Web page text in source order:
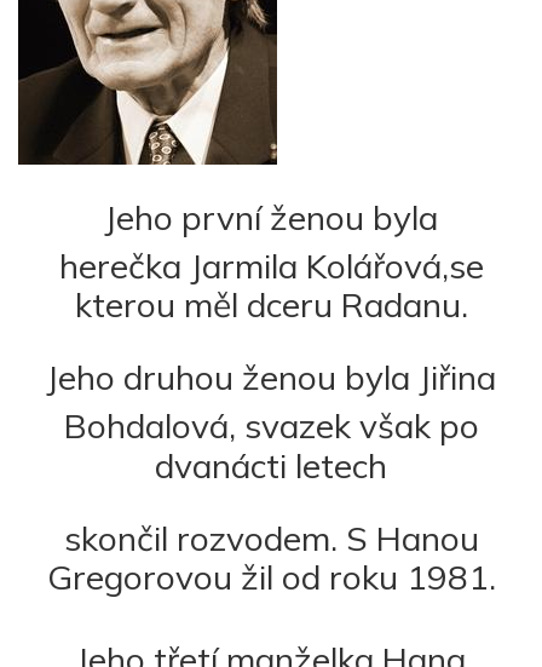
Jeho první ženou byla
herečka Jarmila Kolářová,se
kterou měl dceru Radanu.
Jeho druhou ženou byla Jiřina
Bohdalová, svazek však po
dvanácti letech
skončil rozvodem. S Hanou
Gregorovou žil od roku 1981.